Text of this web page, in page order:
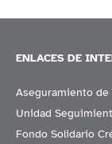
ENLACES DE
Aseguramiento de
Unidad
Fondo Solidario